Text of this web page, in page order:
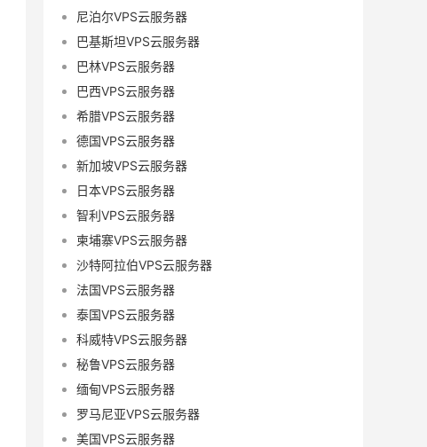
尼泊尔VPS云服务器
巴基斯坦VPS云服务器
巴林VPS云服务器
巴西VPS云服务器
希腊VPS云服务器
德国VPS云服务器
新加坡VPS云服务器
日本VPS云服务器
智利VPS云服务器
柬埔寨VPS云服务器
沙特阿拉伯VPS云服务器
法国VPS云服务器
泰国VPS云服务器
科威特VPS云服务器
秘鲁VPS云服务器
缅甸VPS云服务器
罗马尼亚VPS云服务器
美国VPS云服务器